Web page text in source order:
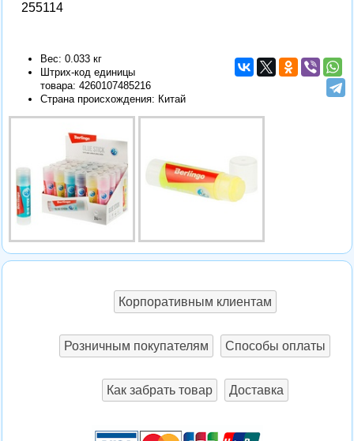
255114
Вес: 0.033 кг
Штрих-код единицы
товара: 4260107485216
Страна происхождения: Китай
Корпоративным клиентам
Розничным покупателям Способы оплаты
Как забрать товар Доставка